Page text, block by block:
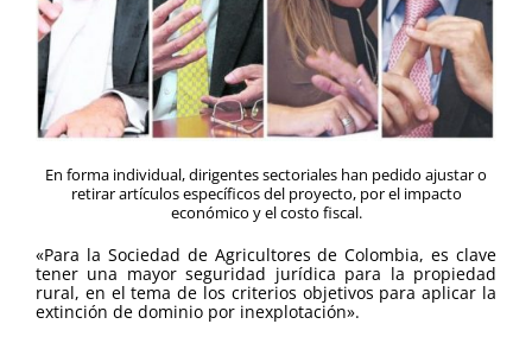
En forma individual, dirigentes sectoriales han pedido ajustar o
retirar artículos específicos del proyecto, por el impacto
económico y el costo fiscal.
«Para la Sociedad de Agricultores de Colombia, es clave
tener una mayor seguridad jurídica para la propiedad
rural, en el tema de los criterios objetivos para aplicar la
extinción de dominio por inexplotación».